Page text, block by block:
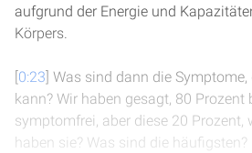
aufgrund der Energie und
Körpers.
[0:23] Was sind dann die
kann? Wir haben gesagt, 80 Prozent
symptomfrei, aber diese 20 Prozent,
haben sie? Was sind die häufigsten?